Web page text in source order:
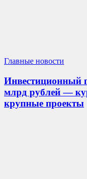
Главные новости
Инвестиционный
млрд рублей —
крупные проекты